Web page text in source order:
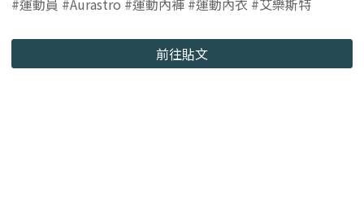
#運動員 #Aurastro #運動內褲 #運動內衣 #艾樂斯特
前往貼文